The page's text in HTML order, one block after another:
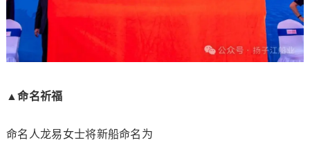
▲命名祈福
命名人龙易女士将新船命名为